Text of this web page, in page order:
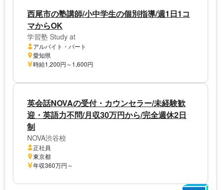
西尾市の塾講師/小中学生の個別指導/週1日1コ
マからOK
学習塾 Study at
アルバイト・パート
愛知県
時給1,200円～1,600円
英会話NOVAの受付・カウンセラー/未経験歓
迎・英語力不問/月収30万円から/完全週休2日
制
NOVA渋谷校
正社員
東京都
年収360万円～